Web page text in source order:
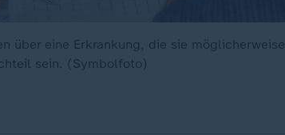
über eine Erkrankung, die sie möglicherweise
sein. (Symbolfoto)